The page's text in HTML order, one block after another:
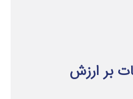
بر ارزش